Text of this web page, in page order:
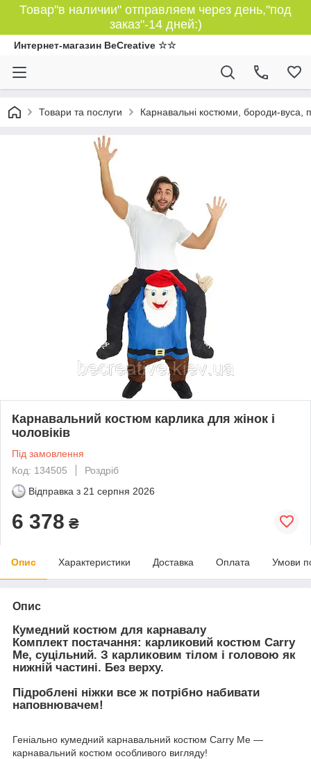
Товар"в наличии" отправляем через день,"под
заказ"-14 дней:)
Интернет-магазин BeCreative ☆☆
Товари та послуги Карнавальні костюми, бороди-вуса,
Карнавальний костюм карлика для жінок і
чоловіків
Під замовлення
Код: 134505
Роздріб
Відправка з 21 серпня 2026
6 378 ₴
Опис Характеристики Доставка Оплата Умови
Опис
Кумедний костюм для карнавалу
Комплект постачання: карликовий костюм Carry
Me, суцільний. З карликовим тілом і головою як
нижній частині. Без верху.
Підроблені ніжки все ж потрібно набивати
наповнювачем!
Геніально кумедний карнавальний костюм Carry Me —
карнавальний костюм особливого вигляду!